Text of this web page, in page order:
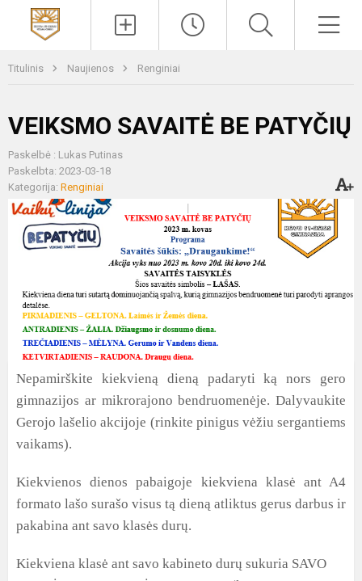
Titulinis Naujienos Renginiai
VEIKSMO SAVAITĖ BE PATYČIŲ
Paskelbė : Lukas Putinas
Paskelbta: 2023-03-18
Kategorija: Renginiai
Nepamirškite kiekvieną dieną padaryti ką nors gero
gimnazijos ar mikrorajono bendruomenėje. Dalyvaukite
Gerojo lašelio akcijoje (rinkite pinigus vėžiu sergantiems
vaikams).
Kiekvienos dienos pabaigoje kiekviena klasė ant A4
formato lašo surašo visus tą dieną atliktus gerus darbus ir
pakabina ant savo klasės durų.
Kiekviena klasė ant savo kabineto durų sukuria SAVO